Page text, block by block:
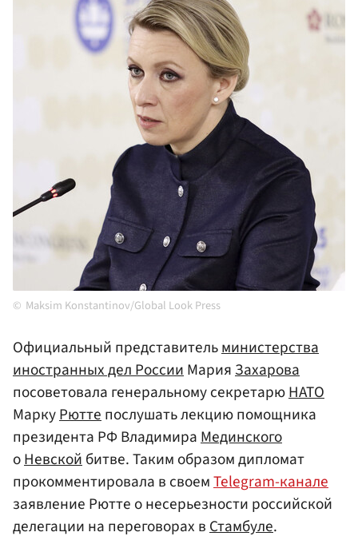
Maksim Konstantinov/Global Look Press
Официальный представительминистерства
иностранных дел РоссииМарияЗахарова
посоветовала генеральному секретарюНАТО
МаркуРюттепослушать лекцию помощника
президента РФ ВладимираМединского
оНевскойбитве. Таким образом дипломат
прокомментировала в своемTelegram-канале
заявление Рютте о несерьезности российской
делегации на переговорах вСтамбуле.